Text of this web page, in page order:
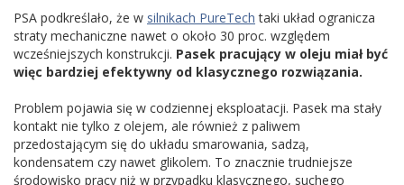
PSA podkreślało, że w silnikach PureTech taki układ ogranicza
straty mechaniczne nawet o około 30 proc. względem
wcześniejszych konstrukcji. Pasek pracujący w oleju miał być
więc bardziej efektywny od klasycznego rozwiązania.
Problem pojawia się w codziennej eksploatacji. Pasek ma stały
kontakt nie tylko z olejem, ale również z paliwem
przedostającym się do układu smarowania, sadzą,
kondensatem czy nawet glikolem. To znacznie trudniejsze
środowisko pracy niż w przypadku klasycznego, suchego